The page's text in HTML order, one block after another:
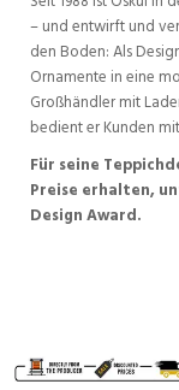
– und entwirft und
den Boden: Als
Ornamente in eine
Großhändler mit
bedient er Kunden
Für seine
Preise erhalten,
Design Award.